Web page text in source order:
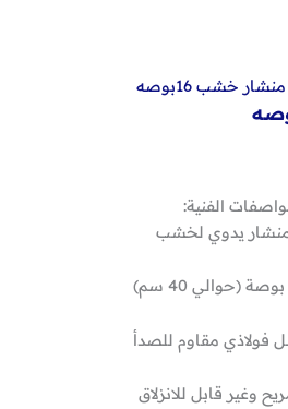
خشب 16بوصه
الفنية:
منشار يدوي لخشب
فولاذي مقاوم للصدأ
وغير قابل للانزلاق